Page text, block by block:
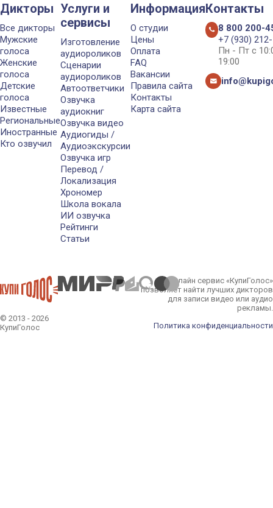
Дикторы
Все дикторы
Мужские
голоса
Женские
голоса
Детские
голоса
Известные
Региональные
Иностранные
Кто озвучил
Услуги и
сервисы
Изготовление
аудиороликов
Сценарии
аудиороликов
Автоответчики
Озвучка
аудиокниг
Озвучка видео
Аудиогиды /
Аудиоэкскурсии
Озвучка игр
Перевод /
Локализация
Хрономер
Школа вокала
ИИ озвучка
Рейтинги
Статьи
Информация
О студии
Цены
Оплата
FAQ
Вакансии
Правила сайта
Контакты
Карта сайта
Контакты
8 800 200-
+7 (930)
Пн - Пт с
19:00
© 2013 - 2026
КупиГолос
Онлайн сервис «КупиГолос»
позволяет найти лучших дикторов
для записи видео или аудио
рекламы.
Политика конфиденциальности